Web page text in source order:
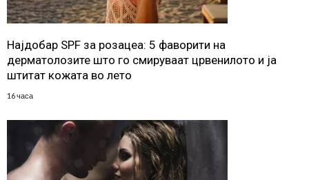
Најдобар SPF за розацеа: 5 фаворити на
дерматолозите што го смируваат црвенилото и ја
штитат кожата во лето
16 часа